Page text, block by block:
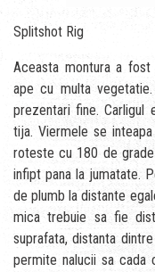
Splitshot Rig
Aceasta montura a
ape cu multa
prezentari fine. Carligul
tija. Viermele se
roteste cu 180 de
infipt pana la jumatate.
de plumb la distante
mica trebuie sa fie
suprafata, distanta
permite nalucii sa cada